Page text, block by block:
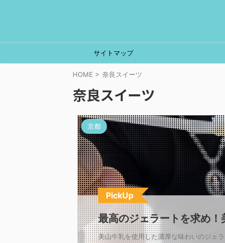
サイトマップ
HOME > 奈良スイーツ
奈良スイーツ
京都
PickUp
最高のジェラートを求め
美山牛乳を使用した濃厚な味わいのジェ